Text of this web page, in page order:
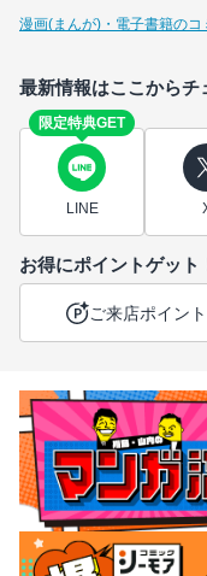
漫画(まんが)・電子書籍の
最新情報はここからチ
限定特典GET
LINE
お得にポイントゲット
ご来店ポイント